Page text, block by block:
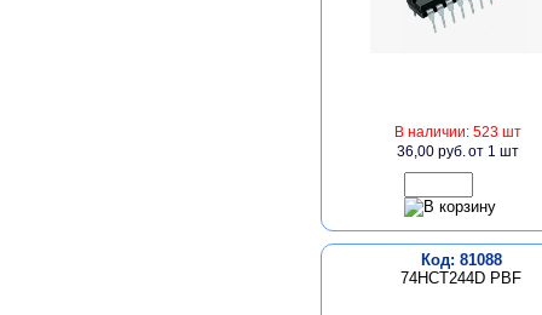
В наличии: 523 шт
36,00 руб.от 1 шт
Код: 81088
74HCT244D PBF